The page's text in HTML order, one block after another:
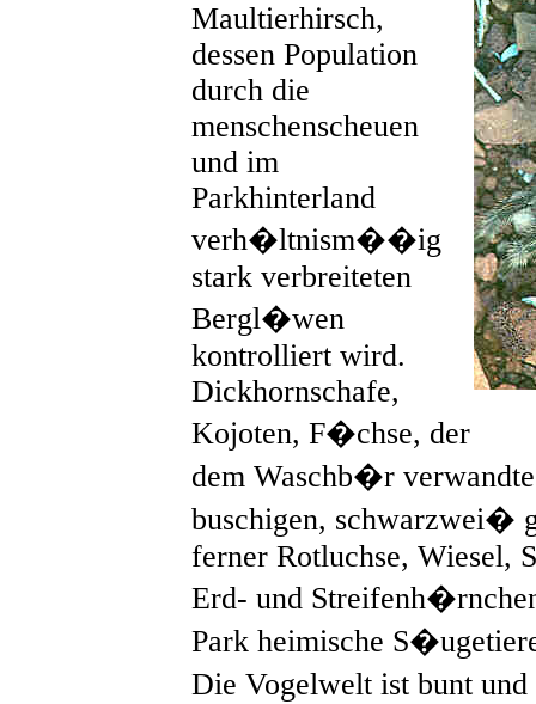
Maultierhirsch,
dessen Population
durch die
menschenscheuen
und im
Parkhinterland
verh�ltnism��ig
stark verbreiteten
Bergl�wen
kontrolliert wird.
Dickhornschafe,
Kojoten, F�chse, der
dem Waschb�r
buschigen, schwarzwei�
ferner Rotluchse, Wiesel,
Erd- und
Park heimische
Die Vogelwelt ist bunt